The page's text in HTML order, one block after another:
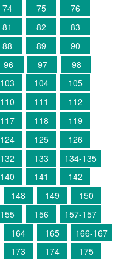
74 75
76
81 82
83
88 89
90
96 97
98
103 104
105
110 111
112
117 118
119
124 125
126
132 133
134-135
140 141
142
148 149
150
155 156
157-157
164 165
166-167
173 174 175